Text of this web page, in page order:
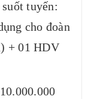
tuyến:
cho đoàn
+ 01 HDV